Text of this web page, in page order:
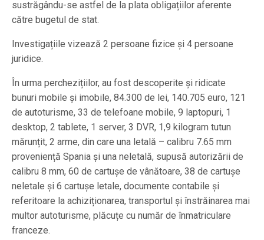
sustrăgându-se astfel de la plata obligațiilor aferente
către bugetul de stat.
Investigațiile vizează 2 persoane fizice și 4 persoane
juridice.
În urma perchezițiilor, au fost descoperite și ridicate
bunuri mobile și imobile, 84.300 de lei, 140.705 euro, 121
de autoturisme, 33 de telefoane mobile, 9 laptopuri, 1
desktop, 2 tablete, 1 server, 3 DVR, 1,9 kilogram tutun
mărunțit, 2 arme, din care una letală – calibru 7.65 mm
proveniență Spania și una neletală, supusă autorizării de
calibru 8 mm, 60 de cartușe de vânătoare, 38 de cartușe
neletale și 6 cartușe letale, documente contabile și
referitoare la achiziționarea, transportul și înstrăinarea mai
multor autoturisme, plăcuțe cu număr de înmatriculare
franceze.